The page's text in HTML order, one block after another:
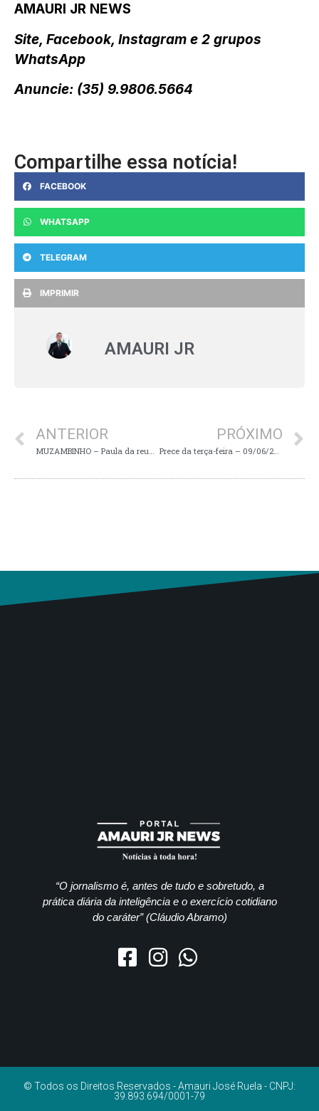
AMAURI JR NEWS
Site, Facebook, Instagram e 2 grupos
WhatsApp
Anuncie: (35) 9.9806.5664
Compartilhe essa notícia!
FACEBOOK
WHATSAPP
TELEGRAM
IMPRIMIR
AMAURI JR
ANTERIOR PRÓXIMO
Prece da terça-feira – 09/06/2026
“O jornalismo é, antes de tudo e sobretudo, a
prática diária da inteligência e o exercício cotidiano
do caráter” (Cláudio Abramo)
© Todos os Direitos Reservados - Amauri José Ruela - CNPJ:
39.893.694/0001-79